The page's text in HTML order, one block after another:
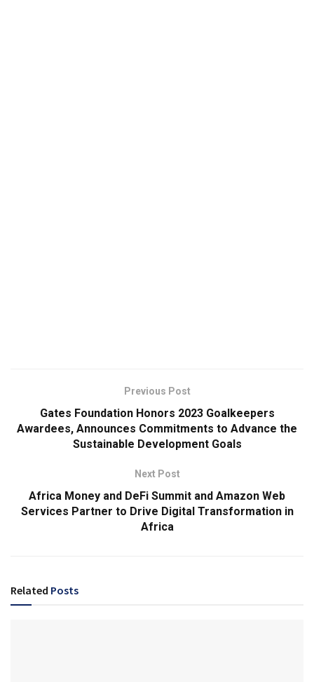
Previous Post
Gates Foundation Honors 2023 Goalkeepers
Awardees, Announces Commitments to Advance the
Sustainable Development Goals
Next Post
Africa Money and DeFi Summit and Amazon Web
Services Partner to Drive Digital Transformation in
Africa
Related Posts